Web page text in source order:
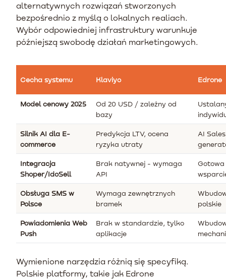
alternatywnych rozwiązań stworzonych
bezpośrednio z myślą o lokalnych realiach.
Wybór odpowiedniej infrastruktury warunkuje
późniejszą swobodę działań marketingowych.
Cecha systemu Klaviyo Edrone
Model cenowy 2025
Od 20 USD / zależny od
bazy
Silnik AI dla E-
commerce
Predykcja LTV, ocena
ryzyka utraty
AI
Integracja
Shoper/IdoSell
Brak natywnej - wymaga
API
Obsługa SMS w
Polsce
Wymaga zewnętrznych
bramek
polskie
Powiadomienia Web
Push
Brak w standardzie, tylko
aplikacje
Wymienione narzędzia różnią się specyfiką.
Polskie platformy, takie jak Edrone